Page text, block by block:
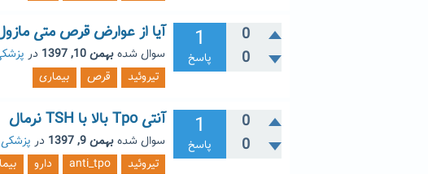
0
0
1
پاسخ
آیا از عوارض قرص متی
سوال شدهبهمن 10, 1397 در
تیروئید
قرص بیماری
0
0
1
پاسخ
آنتی Tpo بالا با TSH نرمال
سوال شدهبهمن 9, 1397 در
تیروئید
anti_tpo دارو